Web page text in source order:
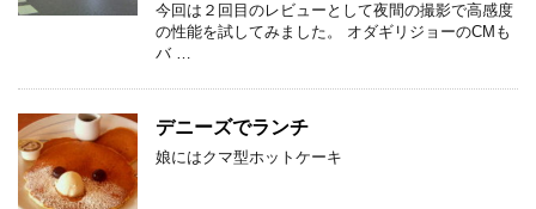
今回は２回目のレビューとして夜間の撮影で高感度
の性能を試してみました。 オダギリジョーのCMも
バ …
デニーズでランチ
娘にはクマ型ホットケーキ